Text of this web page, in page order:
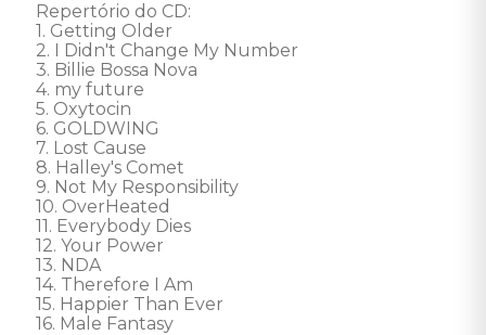
Repertório do CD:
1. Getting Older
2. I Didn't Change My Number
3. Billie Bossa Nova
4. my future
5. Oxytocin
6. GOLDWING
7. Lost Cause
8. Halley's Comet
9. Not My Responsibility
10. OverHeated
11. Everybody Dies
12. Your Power
13. NDA
14. Therefore I Am
15. Happier Than Ever
16. Male Fantasy